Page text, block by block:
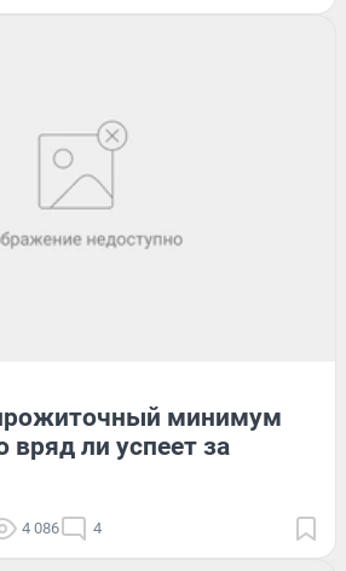
минимум
вряд ли успеет за
4 086 4